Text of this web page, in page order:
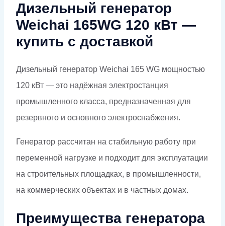
Дизельный генератор
Weichai 165WG 120 кВт —
купить с доставкой
Дизельный генератор Weichai 165 WG мощностью
120 кВт — это надёжная электростанция
промышленного класса, предназначенная для
резервного и основного электроснабжения.
Генератор рассчитан на стабильную работу при
переменной нагрузке и подходит для эксплуатации
на строительных площадках, в промышленности,
на коммерческих объектах и в частных домах.
Преимущества генератора